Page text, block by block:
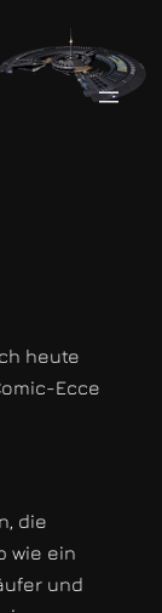
heute
Ecce
die
wie ein
und